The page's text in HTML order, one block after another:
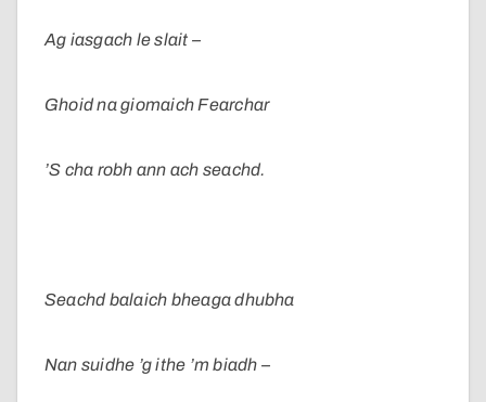
Ag iasgach le slait –
Ghoid na giomaich Fearchar
’S cha robh ann ach seachd.
Seachd balaich bheaga dhubha
Nan suidhe ’g ithe ’m biadh –